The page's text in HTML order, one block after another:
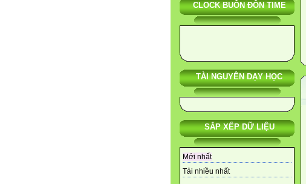
CLOCK BUÔN ĐÔN TIME
TÀI NGUYÊN DẠY HỌC
SẮP XẾP DỮ LIỆU
Mới nhất
Tải nhiều nhất